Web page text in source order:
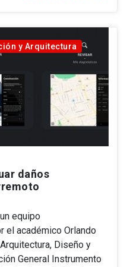
y Arquitectura
daños
equipo
el académico Orlando
Diseño y
General Instrumento